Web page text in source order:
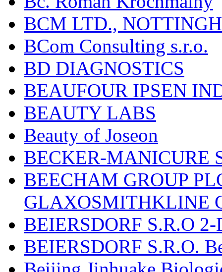
BCM LTD.,
BCom Consulting s.r.o.
BD DIAGNOSTICS
BEAUFOUR IPSEN
BEAUTY LABS
Beauty of Joseon
BECKER-MANICURE
BEECHAM GROUP
GLAXOSMITHKLINE
BEIERSDORF S.R.O
BEIERSDORF S.R.O.